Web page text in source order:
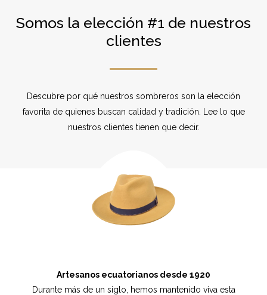
Somos la elección #1 de nuestros
clientes
Descubre por qué nuestros sombreros son la elección
favorita de quienes buscan calidad y tradición. Lee lo que
nuestros clientes tienen que decir.
Artesanos ecuatorianos desde 1920
Durante más de un siglo, hemos mantenido viva esta